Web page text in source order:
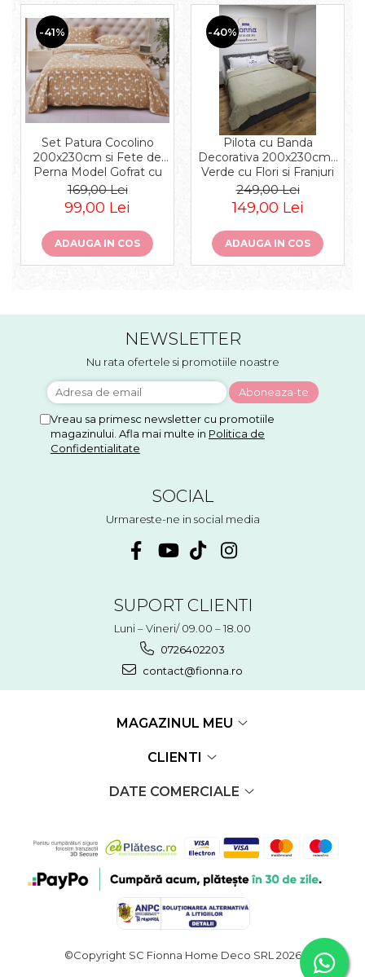
-41%
Set Patura Cocolino
200x230cm si Fete de
Perna Model Gofrat cu
Stelute - Bej Cacao cu
Lapte
169,00 Lei
99,00 Lei
ADAUGA IN COS
-40%
Pilota cu Banda
Decorativa 200x230cm -
Verde cu Flori si Franjuri
249,00 Lei
149,00 Lei
ADAUGA IN COS
NEWSLETTER
Nu rata ofertele si promotiile noastre
Vreau sa primesc newsletter cu promotiile
magazinului. Afla mai multe in Politica de
Confidentialitate
SOCIAL
Urmareste-ne in social media
SUPORT CLIENTI
Luni – Vineri/ 09.00 – 18.00
0726402203
contact@fionna.ro
MAGAZINUL MEU
CLIENTI
DATE COMERCIALE
©Copyright SC Fionna Home Deco SRL 2026